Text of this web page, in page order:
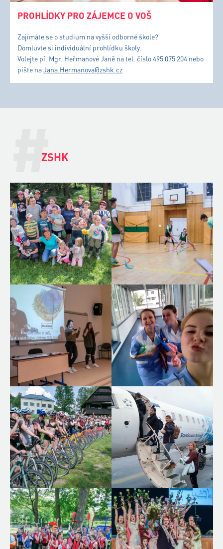
PROHLÍDKY PRO ZÁJEMCE O VOŠ
Zajímáte se o studium na vyšší odborné škole?
Domluvte si individuální prohlídku školy.
Volejte pí. Mgr. Heřmanové Janě na tel. číslo 495 075 204 nebo
pište naJana.Hermanova@zshk.cz
#
ZSHK